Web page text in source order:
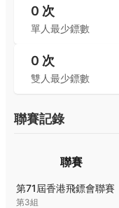
0 次
單人最少鏢數
0 次
雙人最少鏢數
聯賽記錄
聯賽
聯賽
第71屆香港飛鏢會聯賽
第3組